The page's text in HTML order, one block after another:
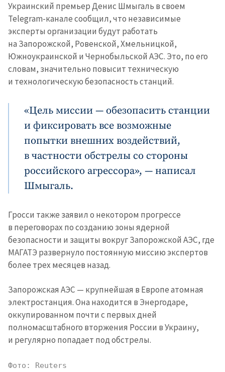
Украинский премьер Денис Шмыгаль в своем
Telegram-канале сообщил, что независимые
эксперты организации будут работать
на Запорожской, Ровенской, Хмельницкой,
Южноукраинской и Чернобыльской АЭС. Это, по его
словам, значительно повысит техническую
и технологическую безопасность станций.
«Цель миссии — обезопасить станции
и фиксировать все возможные
попытки внешних воздействий,
в частности обстрелы со стороны
российского агрессора», — написал
Шмыгаль.
Гросси также заявил о некотором прогрессе
в переговорах по созданию зоны ядерной
безопасности и защиты вокруг Запорожской АЭС, где
МАГАТЭ развернуло постоянную миссию экспертов
более трех месяцев назад.
Запорожская АЭС — крупнейшая в Европе атомная
электростанция. Она находится в Энергодаре,
оккупированном почти с первых дней
полномасштабного вторжения России в Украину,
и регулярно попадает под обстрелы.
Фото: Reuters